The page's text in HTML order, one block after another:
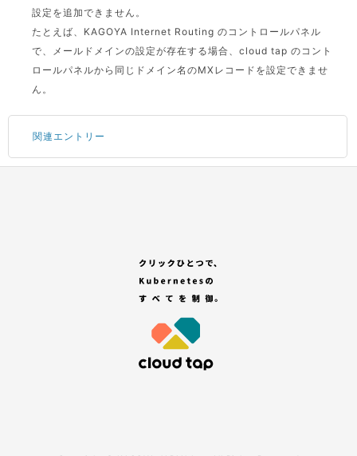
設定を追加できません。
たとえば、KAGOYA Internet Routing のコントロールパネル
で、メールドメインの設定が存在する場合、cloud tap のコント
ロールパネルから同じドメイン名のMXレコードを設定できませ
ん。
関連エントリー
「セレクトプラン(有償プラン)」を選択する